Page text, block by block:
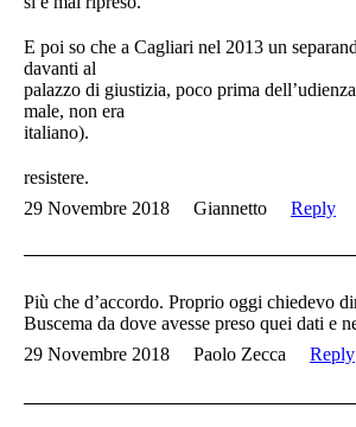
E poi so che a Cagliari nel 2013 un
davanti al
palazzo di giustizia, poco prima
male, non era
italiano).
resistere.
29 Novembre 2018
Giannetto Reply
Più che d’accordo. Proprio oggi chiedevo
Buscema da dove avesse preso quei dati e
29 Novembre 2018
Paolo Zecca Reply